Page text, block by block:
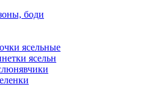
боди
ясельные
ясельн